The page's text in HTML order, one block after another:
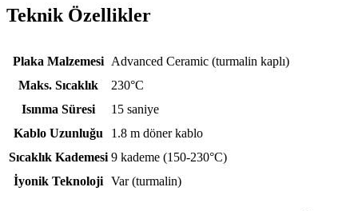
Teknik Özellikler
Teknik özellikler
Plaka Malzemesi Advanced Ceramic (turmalin kaplı)
Maks. Sıcaklık
230°C
Isınma Süresi
15 saniye
Kablo Uzunluğu
1.8 m döner kablo
Sıcaklık Kademesi 9 kademe (150-230°C)
İyonik Teknoloji Var (turmalin)